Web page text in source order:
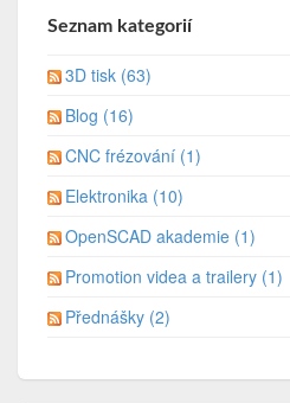
Seznam kategorií
3D tisk (63)
Blog (16)
CNC frézování (1)
Elektronika (10)
OpenSCAD akademie (1)
Promotion videa a trailery (1)
Přednášky (2)